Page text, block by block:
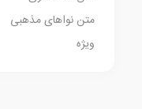
متن نواهای مذهبی
ویژه